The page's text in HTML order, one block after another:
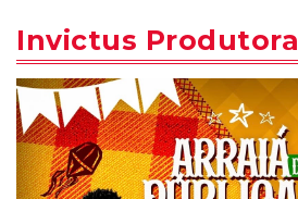
Invictus Produtora